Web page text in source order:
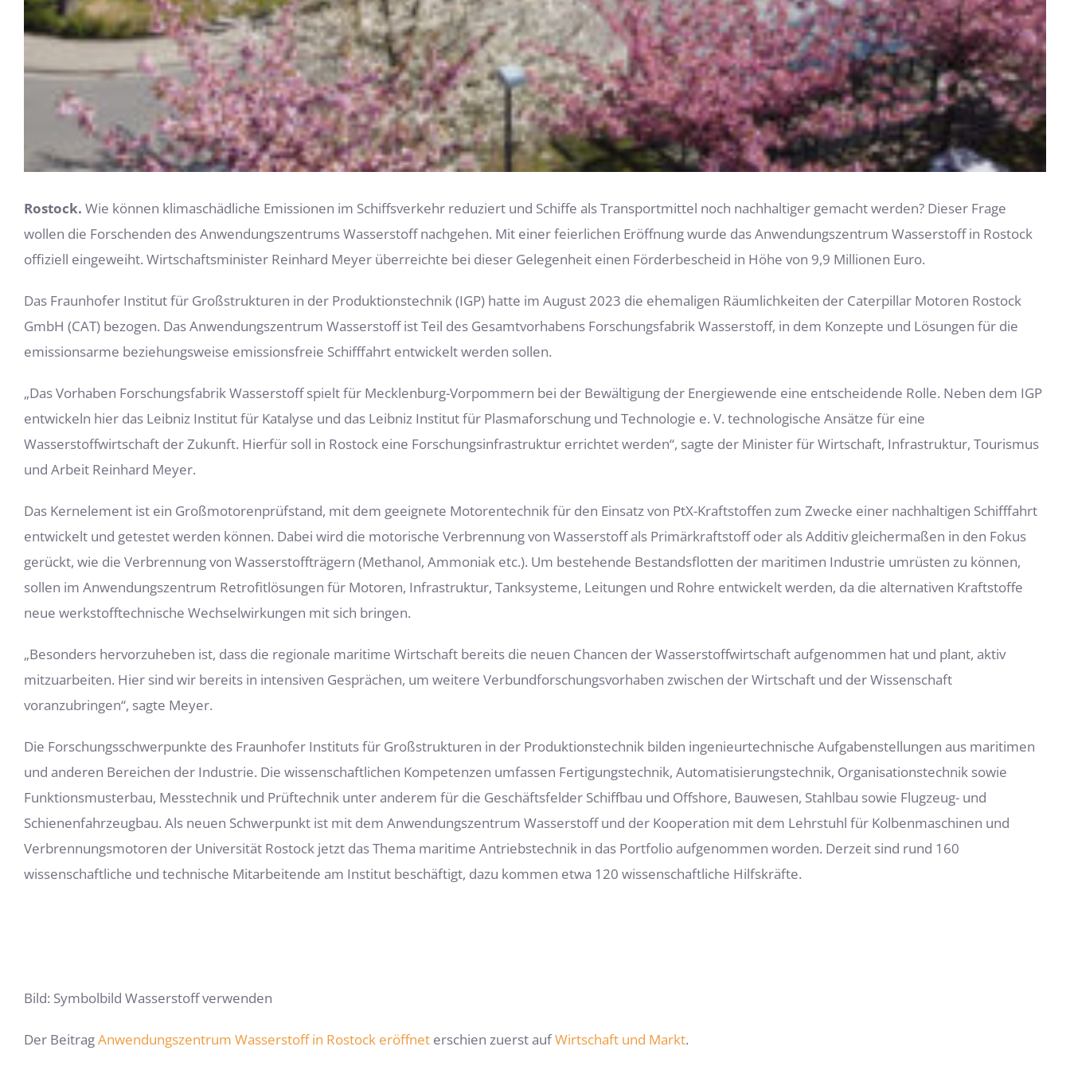
Rostock. Wie können klimaschädliche Emissionen im Schiffsverkehr reduziert und Schiffe als Transportmittel noch nachhaltiger gemacht werden? Dieser Frage
wollen die Forschenden des Anwendungszentrums Wasserstoff nachgehen. Mit einer feierlichen Eröffnung wurde das Anwendungszentrum Wasserstoff in Rostock
offiziell eingeweiht. Wirtschaftsminister Reinhard Meyer überreichte bei dieser Gelegenheit einen Förderbescheid in Höhe von 9,9 Millionen Euro.
Das Fraunhofer Institut für Großstrukturen in der Produktionstechnik (IGP) hatte im August 2023 die ehemaligen Räumlichkeiten der Caterpillar Motoren Rostock
GmbH (CAT) bezogen. Das Anwendungszentrum Wasserstoff ist Teil des Gesamtvorhabens Forschungsfabrik Wasserstoff, in dem Konzepte und Lösungen für die
emissionsarme beziehungsweise emissionsfreie Schifffahrt entwickelt werden sollen.
„Das Vorhaben Forschungsfabrik Wasserstoff spielt für Mecklenburg-Vorpommern bei der Bewältigung der Energiewende eine entscheidende Rolle. Neben dem IGP
entwickeln hier das Leibniz Institut für Katalyse und das Leibniz Institut für Plasmaforschung und Technologie e. V. technologische Ansätze für eine
Wasserstoffwirtschaft der Zukunft. Hierfür soll in Rostock eine Forschungsinfrastruktur errichtet werden“, sagte der Minister für Wirtschaft, Infrastruktur, Tourismus
und Arbeit Reinhard Meyer.
Das Kernelement ist ein Großmotorenprüfstand, mit dem geeignete Motorentechnik für den Einsatz von PtX-Kraftstoffen zum Zwecke einer nachhaltigen Schifffahrt
entwickelt und getestet werden können. Dabei wird die motorische Verbrennung von Wasserstoff als Primärkraftstoff oder als Additiv gleichermaßen in den Fokus
gerückt, wie die Verbrennung von Wasserstoffträgern (Methanol, Ammoniak etc.). Um bestehende Bestandsflotten der maritimen Industrie umrüsten zu können,
sollen im Anwendungszentrum Retrofitlösungen für Motoren, Infrastruktur, Tanksysteme, Leitungen und Rohre entwickelt werden, da die alternativen Kraftstoffe
neue werkstofftechnische Wechselwirkungen mit sich bringen.
„Besonders hervorzuheben ist, dass die regionale maritime Wirtschaft bereits die neuen Chancen der Wasserstoffwirtschaft aufgenommen hat und plant, aktiv
mitzuarbeiten. Hier sind wir bereits in intensiven Gesprächen, um weitere Verbundforschungsvorhaben zwischen der Wirtschaft und der Wissenschaft
voranzubringen“, sagte Meyer.
Die Forschungsschwerpunkte des Fraunhofer Instituts für Großstrukturen in der Produktionstechnik bilden ingenieurtechnische Aufgabenstellungen aus maritimen
und anderen Bereichen der Industrie. Die wissenschaftlichen Kompetenzen umfassen Fertigungstechnik, Automatisierungstechnik, Organisationstechnik sowie
Funktionsmusterbau, Messtechnik und Prüftechnik unter anderem für die Geschäftsfelder Schiffbau und Offshore, Bauwesen, Stahlbau sowie Flugzeug- und
Schienenfahrzeugbau. Als neuen Schwerpunkt ist mit dem Anwendungszentrum Wasserstoff und der Kooperation mit dem Lehrstuhl für Kolbenmaschinen und
Verbrennungsmotoren der Universität Rostock jetzt das Thema maritime Antriebstechnik in das Portfolio aufgenommen worden. Derzeit sind rund 160
wissenschaftliche und technische Mitarbeitende am Institut beschäftigt, dazu kommen etwa 120 wissenschaftliche Hilfskräfte.
Bild: Symbolbild Wasserstoff verwenden
Der BeitragAnwendungszentrum Wasserstoff in Rostock eröffnet erschien zuerst aufWirtschaft und Markt.